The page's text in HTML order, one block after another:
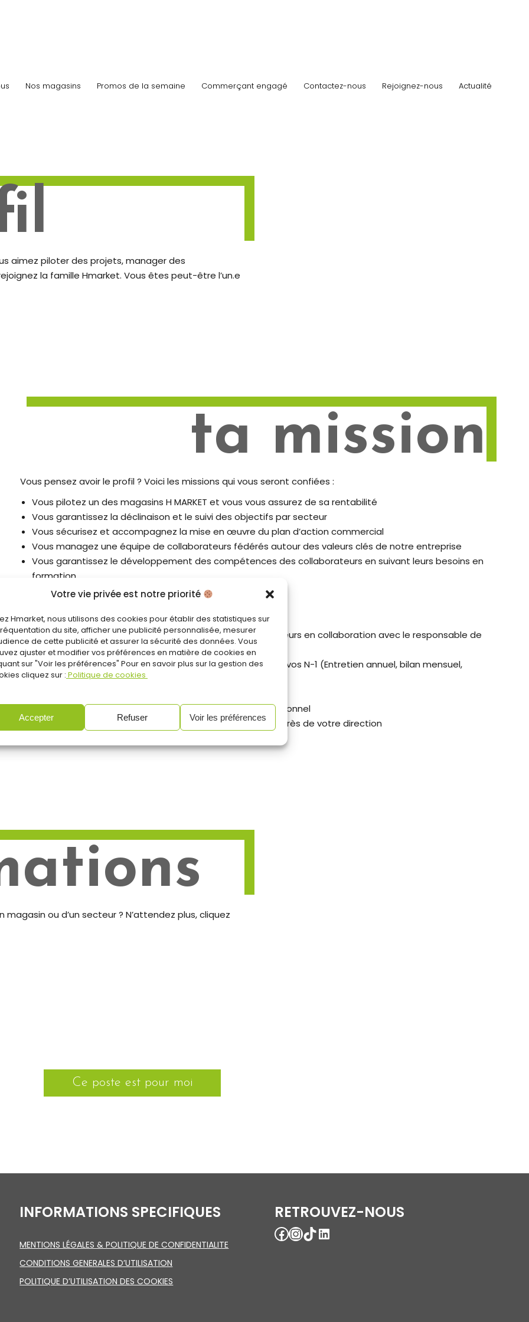
Votre vie privée est notre priorité
Hmarket, nous utilisons des cookies pour établir des statistiques sur
du site, afficher une publicité personnalisée, mesurer
de cette publicité et assurer la sécurité des données. Vous
ajuster et modifier vos préférences en matière de cookies en
sur "Voir les préférences" Pour en savoir plus sur la gestion des
cliquez sur : Politique de cookies
Accepter Refuser Voir les préférences
Nos magasins Promos de la semaine Commerçant engagé Contactez-nous Rejoignez-nous Actualité
aimez piloter des projets, manager des
la famille Hmarket. Vous êtes peut-être l’un.e
ta mission
Vous pensez avoir le profil ? Voici les missions qui vous seront confiées :
Vous pilotez un des magasins H MARKET et vous vous assurez de sa rentabilité
Vous garantissez la déclinaison et le suivi des objectifs par secteur
Vous sécurisez et accompagnez la mise en œuvre du plan d’action commercial
Vous managez une équipe de collaborateurs fédérés autour des valeurs clés de notre entreprise
Vous garantissez le développement des compétences des collaborateurs en suivant leurs besoins en
formation
Vous garantissez du climat social sur votre structure
Vous garantissez la satisfaction client sur votre magasin
Vous prenez en charge le recrutement de vos collaborateurs en collaboration avec le responsable de
secteur
Vous réalisez les actions de suivi nécessaires concernant vos N-1 (Entretien annuel, bilan mensuel,
validation la période d ’essai…)
Vous prenez en charge les réunions des délégués du personnel
Vous assurez un reporting hebdomadaire et mensuel auprès de votre direction
ou d’un secteur ? N’attendez plus, cliquez
Ce poste est pour moi
INFORMATIONS SPECIFIQUES
MENTIONS LÉGALES & POLITIQUE DE CONFIDENTIALITE
CONDITIONS GENERALES D’UTILISATION
POLITIQUE D’UTILISATION DES COOKIES
RETROUVEZ-NOUS
Facebook InstagramTikTok LinkedIn